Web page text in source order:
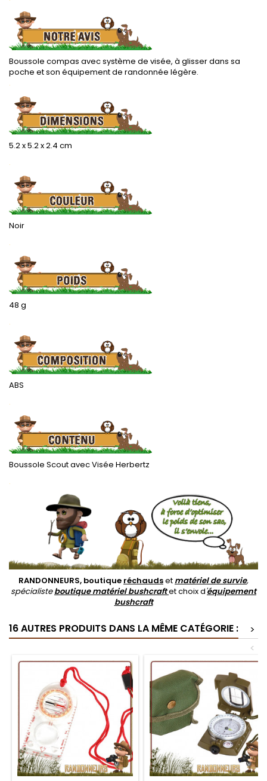
Boussole compas avec système de visée, à glisser dans sa
poche et son équipement de randonnée légère.
.
5.2 x 5.2 x 2.4 cm
.
Noir
.
48 g
.
ABS
.
Boussole Scout avec Visée Herbertz
.
RANDONNEURS, boutique réchaudset matériel de survie,
spécialisteboutique matériel bushcraftet choix déquipement
bushcraft
16 AUTRES PRODUITS DANS LA MÊME CATÉGORIE :
>
<